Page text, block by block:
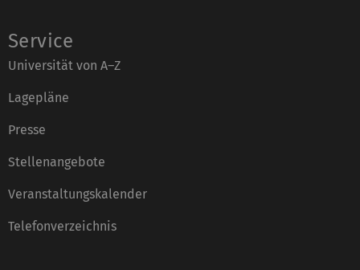
Service
Universität von A–Z
Lagepläne
Presse
Stellenangebote
Veranstaltungskalender
Telefonverzeichnis